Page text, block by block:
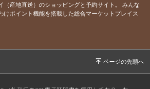
時から必見❗子育て講座『子育て中に良
』です！
❗❗『子育て中に良いこと』5月４週目子育て
（産地直送）のショッピングと予約サイト。
みんな
けポイント機能を搭載した総合マーケットプレイス